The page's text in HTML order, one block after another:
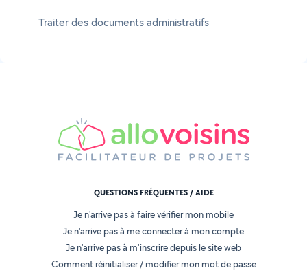
Traiter des documents administratifs
QUESTIONS FRÉQUENTES / AIDE
Je n'arrive pas à faire vérifier mon mobile
Je n'arrive pas à me connecter à mon compte
Je n'arrive pas à m'inscrire depuis le site web
Comment réinitialiser / modifier mon mot de passe